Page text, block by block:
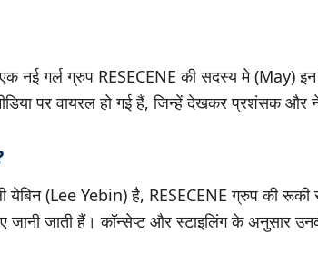
एक नई गर्ल ग्रुप RESECENE की सदस्य मे (May)
पर वायरल हो गई हैं, जिन्हें देखकर प्रशंसक और
येबिन (Lee Yebin) है, RESECENE ग्रुप की
जानी जाती हैं। कॉन्सेप्ट और स्टाइलिंग के अनुसार